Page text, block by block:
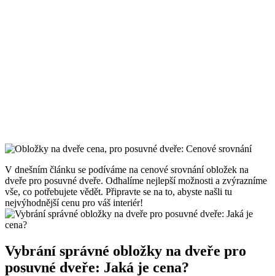
V dnešním článku se podíváme na cenové srovnání obložek na
dveře pro posuvné dveře. Odhalíme nejlepší možnosti a zvýrazníme
vše, co potřebujete vědět. Připravte se na to, abyste našli tu
nejvýhodnější cenu pro váš interiér!
Vybrání správné obložky na dveře pro
posuvné dveře: Jaká je cena?